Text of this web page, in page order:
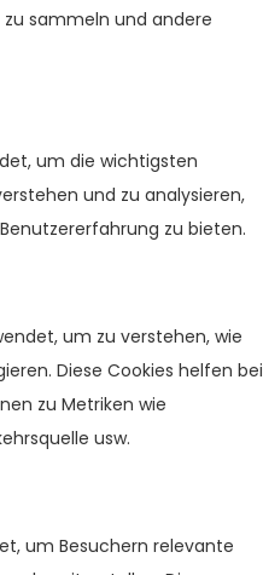
sammeln und andere
um die wichtigsten
und zu analysieren,
zu bieten.
um zu verstehen, wie
Diese Cookies helfen bei
zu Metriken wie
usw.
um Besuchern relevante